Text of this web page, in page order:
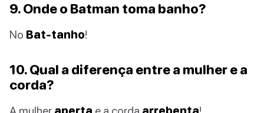
9. Onde o Batman toma banho?
No Bat-tanho!
10. Qual a diferença entre a mulher e a
corda?